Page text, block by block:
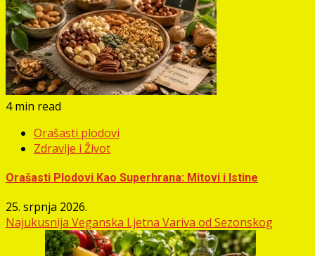
4 min read
Orašasti plodovi
Zdravlje i Život
Orašasti Plodovi Kao Superhrana: Mitovi i Istine
25. srpnja 2026.
Najukusnija Veganska Ljetna Variva od Sezonskog